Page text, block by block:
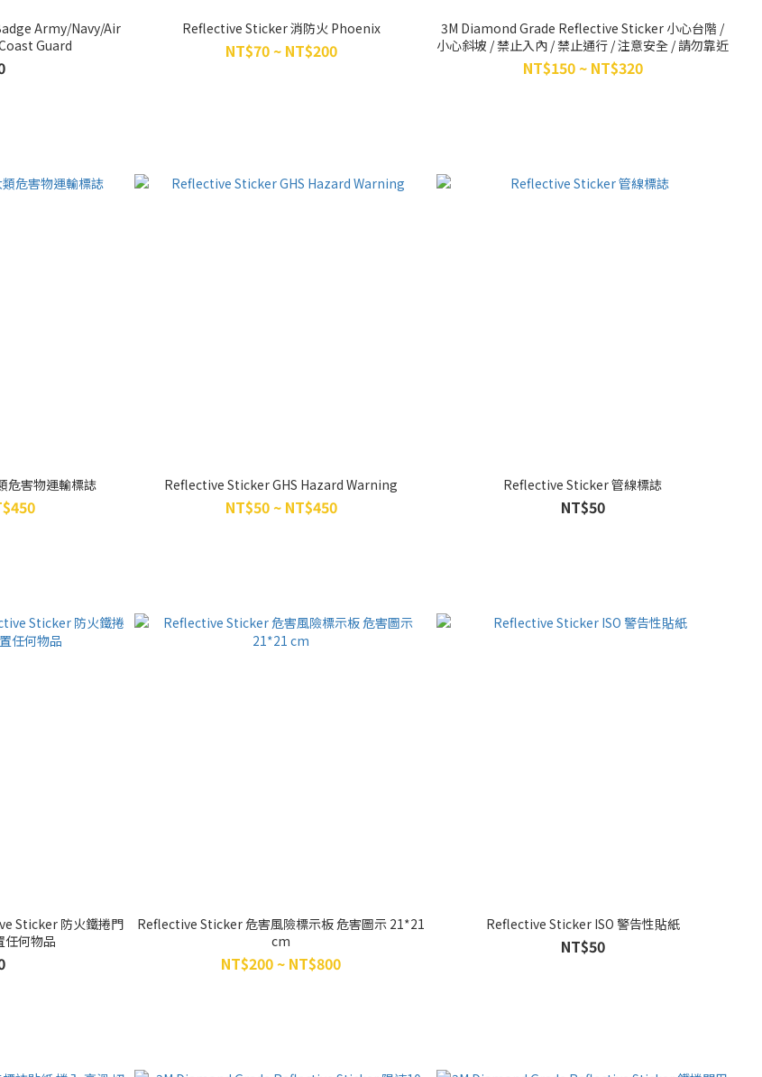
Army/Navy/Air
Guard
Reflective Sticker 消防火 Phoenix
NT$70 ~ NT$200
3M Diamond Grade Reflective Sticker 小心台階 /
小心斜坡 / 禁止入內 / 禁止通行 / 注意安全 / 請勿靠近
NT$150 ~ NT$320
危害物運輸標誌 Reflective Sticker GHS Hazard Warning
NT$50 ~ NT$450
Reflective Sticker 管線標誌
NT$50
Sticker 防火鐵捲門
任何物品
Reflective Sticker 危害風險標示板 危害圖示 21*21
cm
NT$200 ~ NT$800
Reflective Sticker ISO 警告性貼紙
NT$50